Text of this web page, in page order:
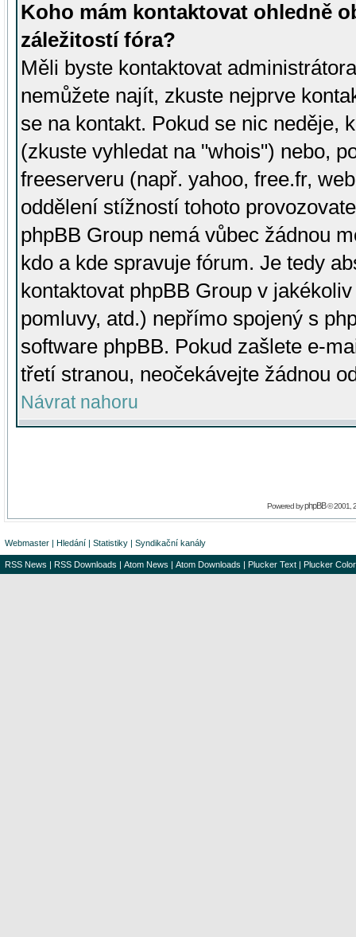
Koho mám kontaktovat ohledně
záležitostí fóra?
Měli byste kontaktovat
nemůžete najít, zkuste nejprve
se na kontakt. Pokud se nic neděje,
(zkuste vyhledat na "whois") nebo,
freeserveru (např. yahoo, free.fr,
oddělení stížností tohoto
phpBB Group nemá vůbec žádnou
kdo a kde spravuje fórum. Je tedy
kontaktovat phpBB Group v
pomluvy, atd.) nepřímo spojený s
software phpBB. Pokud zašlete e-
třetí stranou, neočekávejte žádnou
Návrat nahoru
Powered byphpBB© 2001,
Webmaster | Hledání | Statistiky | Syndikační kanály
RSS News | RSS Downloads | Atom News | Atom Downloads | Plucker Text | Plucker Color